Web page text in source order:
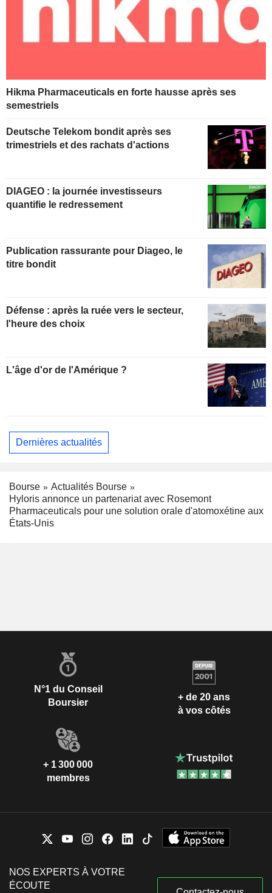
Hikma Pharmaceuticals en forte hausse après ses
semestriels
Deutsche Telekom bondit après ses
trimestriels et des rachats d'actions
DIAGEO : la journée investisseurs
quantifie le redressement
Publication rassurante pour Diageo, le
titre bondit
Défense : après la ruée vers le secteur,
l'heure des choix
L'âge d'or de l'Amérique ?
Dernières actualités
Bourse
Actualités Bourse
Hyloris annonce un partenariat avec Rosemont
Pharmaceuticals pour une solution orale d'atomoxétine aux
États-Unis
N°1 du Conseil
Boursier
+ de 20 ans
à vos côtés
+ 1 300 000
membres
NOS EXPERTS À VOTRE
ÉCOUTE